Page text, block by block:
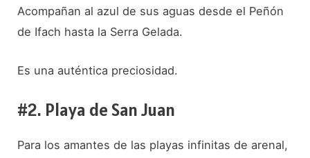
Acompañan al azul de sus aguas desde el Peñón
de Ifach hasta la Serra Gelada.
Es una auténtica preciosidad.
#2. Playa de San Juan
Para los amantes de las playas infinitas de arenal,